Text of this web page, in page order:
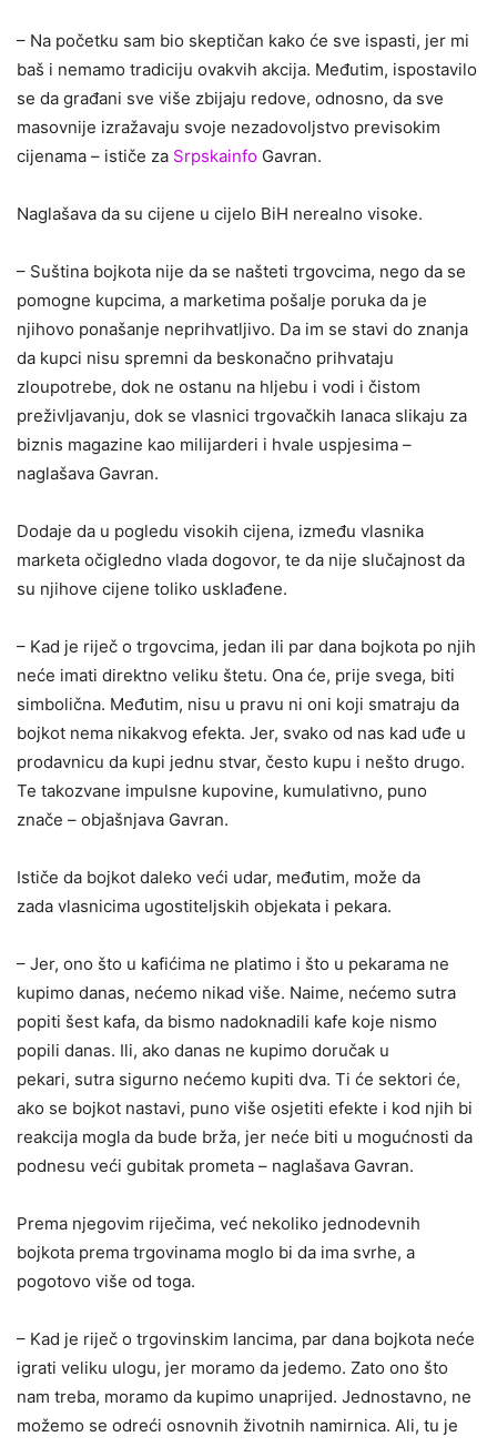
– Na početku sam bio skeptičan kako će sve ispasti, jer mi
baš i nemamo tradiciju ovakvih akcija. Međutim, ispostavilo
se da građani sve više zbijaju redove, odnosno, da sve
masovnije izražavaju svoje nezadovoljstvo previsokim
cijenama – ističe za Srpskainfo Gavran.
Naglašava da su cijene u cijelo BiH nerealno visoke.
– Suština bojkota nije da se našteti trgovcima, nego da se
pomogne kupcima, a marketima pošalje poruka da je
njihovo ponašanje neprihvatljivo. Da im se stavi do znanja
da kupci nisu spremni da beskonačno prihvataju
zloupotrebe, dok ne ostanu na hljebu i vodi i čistom
preživljavanju, dok se vlasnici trgovačkih lanaca slikaju za
biznis magazine kao milijarderi i hvale uspjesima –
naglašava Gavran.
Dodaje da u pogledu visokih cijena, između vlasnika
marketa očigledno vlada dogovor, te da nije slučajnost da
su njihove cijene toliko usklađene.
– Kad je riječ o trgovcima, jedan ili par dana bojkota po njih
neće imati direktno veliku štetu. Ona će, prije svega, biti
simbolična. Međutim, nisu u pravu ni oni koji smatraju da
bojkot nema nikakvog efekta. Jer, svako od nas kad uđe u
prodavnicu da kupi jednu stvar, često kupu i nešto drugo.
Te takozvane impulsne kupovine, kumulativno, puno
znače – objašnjava Gavran.
Ističe da bojkot daleko veći udar, međutim, može da
zada vlasnicima ugostiteljskih objekata i pekara.
– Jer, ono što u kafićima ne platimo i što u pekarama ne
kupimo danas, nećemo nikad više. Naime, nećemo sutra
popiti šest kafa, da bismo nadoknadili kafe koje nismo
popili danas. Ili, ako danas ne kupimo doručak u
pekari, sutra sigurno nećemo kupiti dva. Ti će sektori će,
ako se bojkot nastavi, puno više osjetiti efekte i kod njih bi
reakcija mogla da bude brža, jer neće biti u mogućnosti da
podnesu veći gubitak prometa – naglašava Gavran.
Prema njegovim riječima, već nekoliko jednodevnih
bojkota prema trgovinama moglo bi da ima svrhe, a
pogotovo više od toga.
– Kad je riječ o trgovinskim lancima, par dana bojkota neće
igrati veliku ulogu, jer moramo da jedemo. Zato ono što
nam treba, moramo da kupimo unaprijed. Jednostavno, ne
možemo se odreći osnovnih životnih namirnica. Ali, tu je